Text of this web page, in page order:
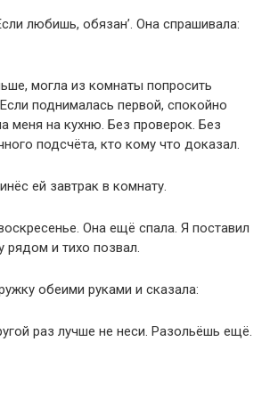
любишь, обязан’. Она спрашивала:
могла из комнаты попросить
поднималась первой, спокойно
меня на кухню. Без проверок. Без
подсчёта, кто кому что доказал.
ей завтрак в комнату.
Она ещё спала. Я поставил
рядом и тихо позвал.
обеими руками и сказала:
раз лучше не неси. Разольёшь ещё.